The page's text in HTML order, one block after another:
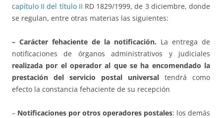
capítulo II del título II RD 1829/1999, de 3 diciembre, donde
se regulan, entre otras materias las siguientes:
– Carácter fehaciente de la notificación. La entrega de
notificaciones de órganos administrativos y judiciales
realizada por el operador al que se ha encomendado la
prestación del servicio postal universal tendrá como
efecto la constancia fehaciente de su recepción
– Notificaciones por otros operadores postales: los demás